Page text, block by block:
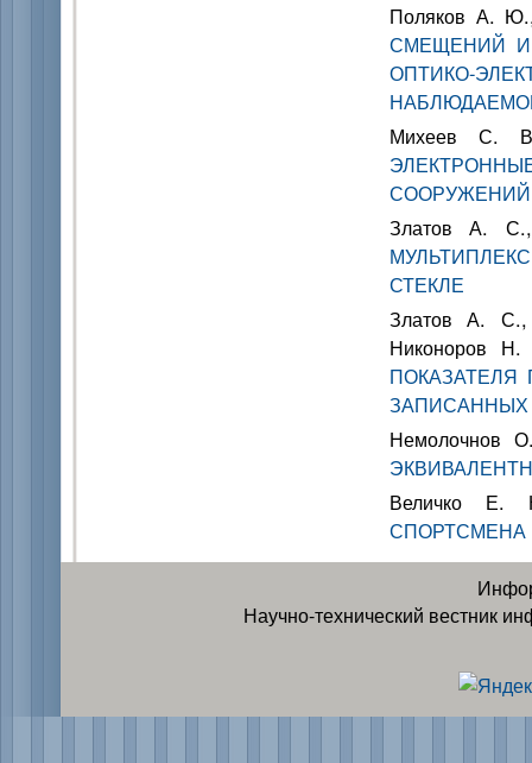
Поляков А.
СМЕЩЕНИЙ
ОПТИКО-
Михеев С.
Златов А.
СТЕКЛЕ
Златов А.
Никоноров
ЗАПИСАННЫХ
Величко
СПОРТСМЕНА
Научно-технический вестник